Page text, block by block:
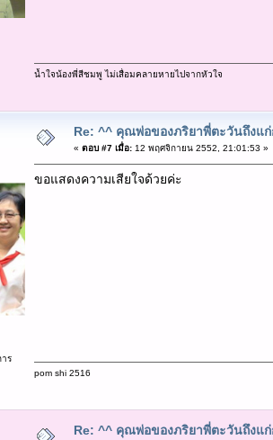
น้ำใจน้องพี่สีชมพู ไม่เสื่อมคลายหายไปจากหัวใจ
ร
Re: ^^ คุณพ่อของภริยาพี่ตะวันถึงแ
« ตอบ #7 เมื่อ:12 พฤศจิกายน 2552, 21:01:53 »
ขอแสดงความเสียใจด้วยค่ะ
pom shi 2516
Re: ^^ คุณพ่อของภริยาพี่ตะวันถึงแ